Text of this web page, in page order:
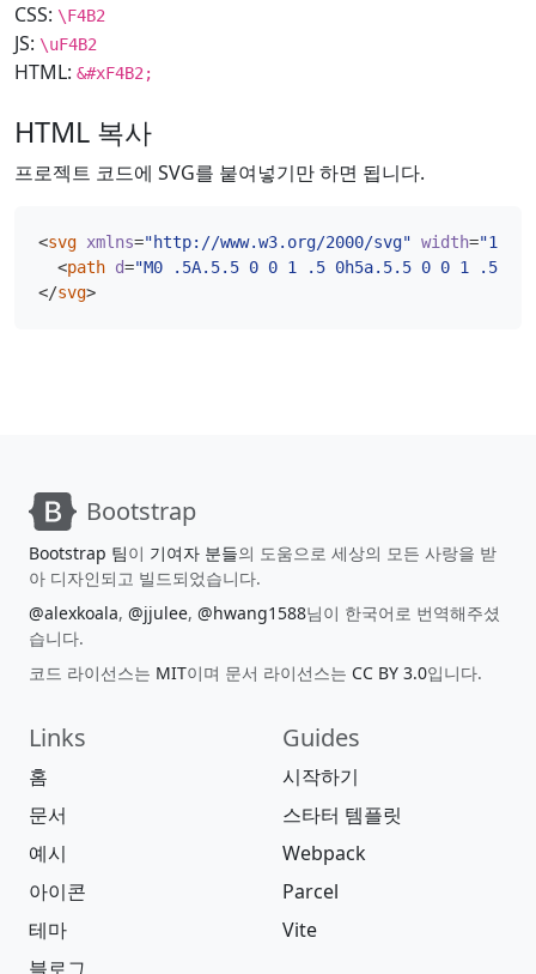
CSS: \F4B2
JS: \uF4B2
HTML: &#xF4B2;
HTML 복사
프로젝트 코드에 SVG를 붙여넣기만 하면 됩니다.
<svg xmlns="http://www.w3.org/2000/svg" width="16"
<path d="M0 .5A.5.5 0 0 1 .5 0h5a.5.5 0 0 1
</svg>
Bootstrap
Bootstrap 팀이 기여자 분들의 도움으로 세상의 모든 사랑을 받
아 디자인되고 빌드되었습니다.
@alexkoala, @jjulee, @hwang1588님이 한국어로 번역해주셨
습니다.
코드 라이선스는 MIT이며 문서 라이선스는 CC BY 3.0입니다.
Links
홈
문서
예시
아이콘
테마
블로그
Guides
시작하기
스타터 템플릿
Webpack
Parcel
Vite